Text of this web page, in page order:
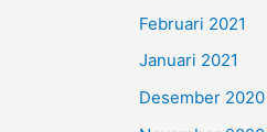
Februari 2021
Januari 2021
Desember 2020